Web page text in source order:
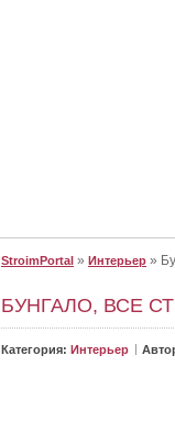
StroimPortal » Интерьер »
БУНГАЛО, ВСЕ
Категория: Интерьер